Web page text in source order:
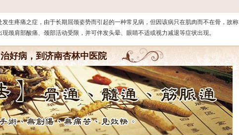
生疼痛之症，由于长期屈颈姿势而引起的一种常见病，但因该病只在肌肉而不在骨，故称
颈肩部酸痛、颈部活动受限，并可伴发头晕、眼睛不适或视力减退等症状出现。
好病，到济南杏林中医院